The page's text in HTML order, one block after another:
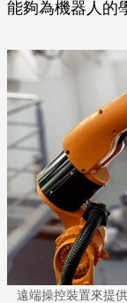
能夠為機器人的
遠端操控裝置來提